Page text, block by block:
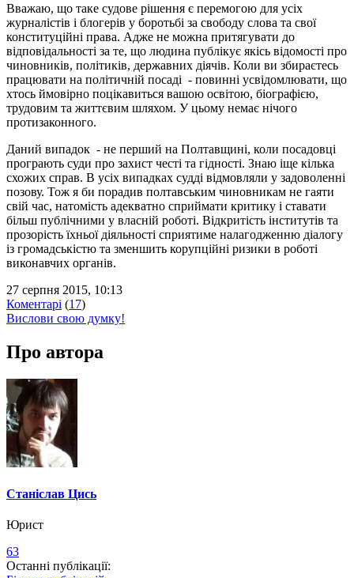
Вважаю, що таке судове рішення є перемогою для усіх
журналістів і блогерів у боротьбі за свободу слова та свої
конституційні права. Адже не можна притягувати до
відповідальності за те, що людина публікує якісь відомості про
чиновників, політиків, державних діячів. Коли ви збираєтесь
працювати на політичній посаді - повинні усвідомлювати, що
хтось ймовірно поцікавиться вашою освітою, біографією,
трудовим та життєвим шляхом. У цьому немає нічого
протизаконного.
Даний випадок - не перший на Полтавщині, коли посадовці
програють суди про захист честі та гідності. Знаю іще кілька
схожих справ. В усіх випадках судді відмовляли у задоволенні
позову. Тож я би порадив полтавським чиновникам не гаяти
свій час, натомість адекватно сприймати критику і ставати
більш публічними у власній роботі. Відкритість інститутів та
прозорість їхньої діяльності сприятиме налагодженню діалогу
із громадськістю та зменшить корупційні ризики в роботі
виконавчих органів.
27 серпня 2015, 10:13
Коментарі (17)
Вислови свою думку!
Про автора
Станіслав Цись
Юрист
63
Останні публікації: